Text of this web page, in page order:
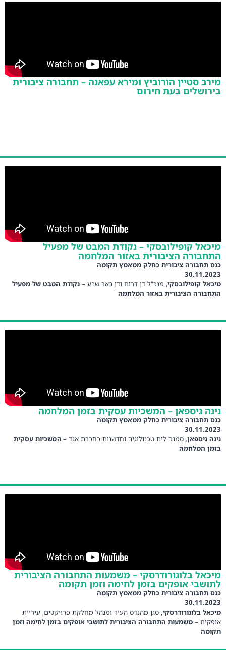
מירב סטיין הורוביץ ומירא עפאנה – תחבורה ציבורית
בירושלים בעת חירום
מיכאל קופילובסקי – נקודת המבט של מפעיל
התחבורה הציבורית באזור המלחמה
כנס תחבורה ציבורית כחלק ממאמץ תקומה
30.11.2023
מיכאל קופילובסקי, מנכ"ל דן דרום ודן באר שבע – נקודת המבט של מפעיל
התחבורה הציבורית באזור המלחמה
נינה גיספאן – המשכיות עסקית בזמן המלחמה
כנס תחבורה ציבורית כחלק ממאמץ תקומה
30.11.2023
נינה גיספאן,סמנכ"לית טכנולוגיה וחדשנות בחברת אגד – המשכיות עסקית
בזמן המלחמה
מיכאל בלוגורודרסקי – משמעות התחבורה הציבורית
לתושבי אופקים בזמן לחימה וזמן תקומה
כנס תחבורה ציבורית כחלק ממאמץ תקומה
30.11.2023
מיכאל בלוגורודרסקי, סגן מהנדס העיר ומנהל מחלקת פרויקטים, עיריית
אופקים – משמעות התחבורה הציבורית לתושבי אופקים בזמן לחימה וזמן
תקומה